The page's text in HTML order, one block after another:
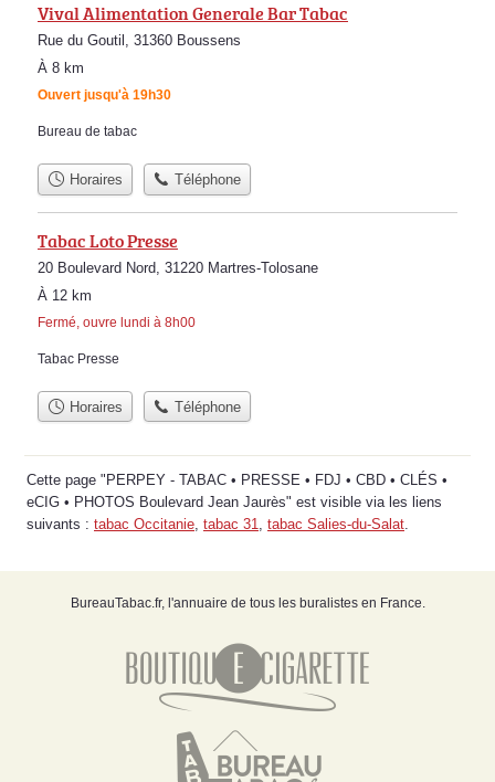
Vival Alimentation Generale Bar Tabac
Rue du Goutil, 31360 Boussens
À 8 km
Ouvert jusqu'à 19h30
Bureau de tabac
Horaires Téléphone
Tabac Loto Presse
20 Boulevard Nord, 31220 Martres-Tolosane
À 12 km
Fermé, ouvre lundi à 8h00
Tabac Presse
Horaires Téléphone
Cette page "PERPEY - TABAC • PRESSE • FDJ • CBD • CLÉS •
eCIG • PHOTOS Boulevard Jean Jaurès" est visible via les liens
suivants : tabac Occitanie tabac 31 tabac Salies-du-Salat
BureauTabac.fr, l'annuaire de tous les buralistes en France.